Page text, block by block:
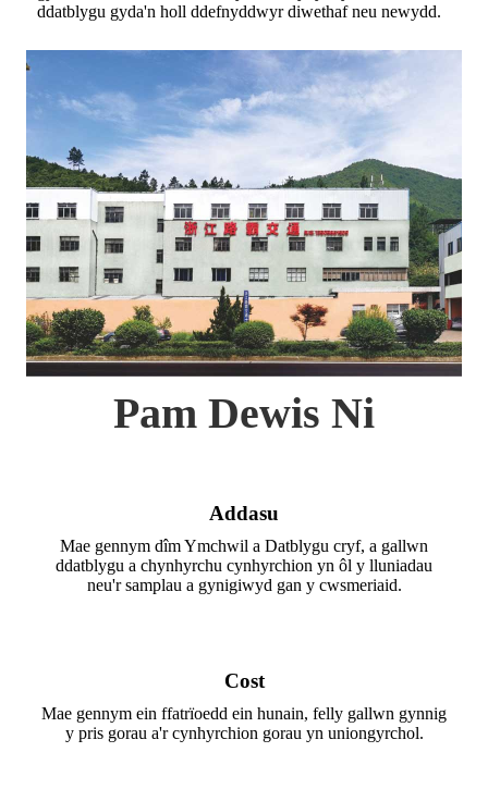
ddatblygu gyda'n holl ddefnyddwyr diwethaf neu newydd.
Pam Dewis Ni
Addasu
Mae gennym dîm Ymchwil a Datblygu cryf, a gallwn
ddatblygu a chynhyrchu cynhyrchion yn ôl y lluniadau
neu'r samplau a gynigiwyd gan y cwsmeriaid.
Cost
Mae gennym ein ffatrïoedd ein hunain, felly gallwn gynnig
y pris gorau a'r cynhyrchion gorau yn uniongyrchol.